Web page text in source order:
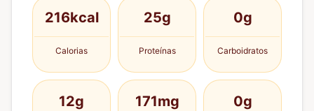
216kcal
Calorias
25g
Proteínas
0g
Carboidratos
12g 171mg 0g